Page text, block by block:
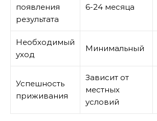
появления
результата
6-24 месяца
Необходимый
уход
Минимальный
Успешность
приживания
Зависит от
местных
условий